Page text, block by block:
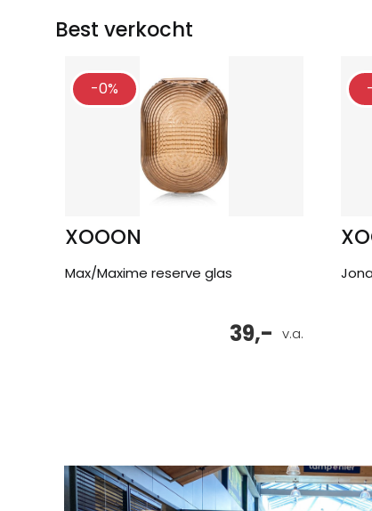
Best verkocht
-0%
XOOON
Max/Maxime reserve glas
v.a.
39,-